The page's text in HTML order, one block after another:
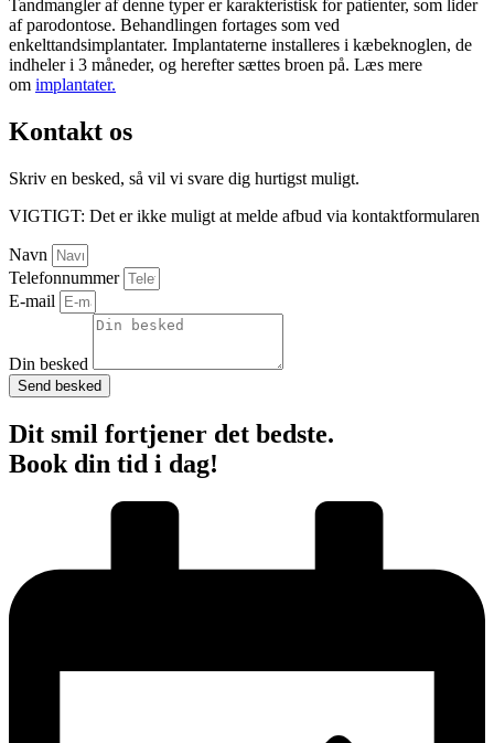
Tandmangler af denne typer er karakteristisk for patienter, som lider
af parodontose. Behandlingen fortages som ved
enkelttandsimplantater. Implantaterne installeres i kæbeknoglen, de
indheler i 3 måneder, og herefter sættes broen på. Læs mere
om implantater.
Kontakt os
Skriv en besked, så vil vi svare dig hurtigst muligt.
VIGTIGT: Det er ikke muligt at melde afbud via kontaktformularen
Navn
Telefonnummer
E-mail
Din besked
Send besked
Dit smil fortjener det bedste.
Book din tid i dag!